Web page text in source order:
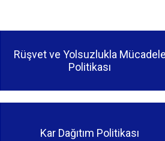
Rüşvet ve Yolsuzlukla Mücadele
Politikası
Kar Dağıtım Politikası